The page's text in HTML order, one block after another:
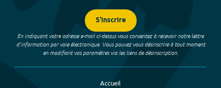
S'inscrire
En indiquant votre adresse e-mail ci-dessus vous consentez à recevoir notre lettre
d’information par voie électronique. Vous pouvez vous désinscrire à tout moment
en modifiant vos paramètres via les liens de désinscription.
Accueil